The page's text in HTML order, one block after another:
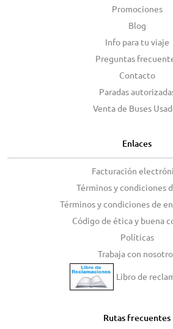
Promociones
Blog
Info para tu viaje
Preguntas
Contacto
Paradas
Venta de Buses
Enlaces
Facturación
Términos y condiciones
Términos y condiciones de
Código de ética y buena
Políticas
Trabaja con
Libro de
Rutas frecuentes